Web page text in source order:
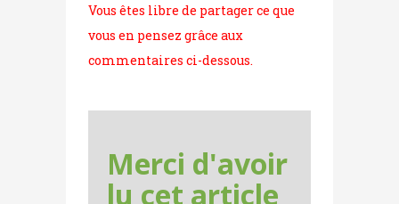
Vous êtes libre de partager ce que
vous en pensez grâce aux
commentaires ci-dessous.
Merci d'avoir
lu cet article